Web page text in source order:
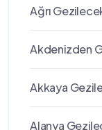
Ağrı
Akdenizden
Akkaya
Alanya